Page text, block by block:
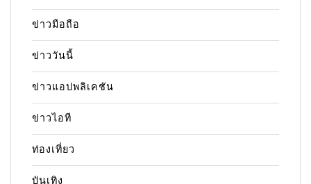
ข่าวมือถือ
ข่าววันนี้
ข่าวแอปพลิเคชัน
ข่าวไอที
ท่องเที่ยว
บันเทิง